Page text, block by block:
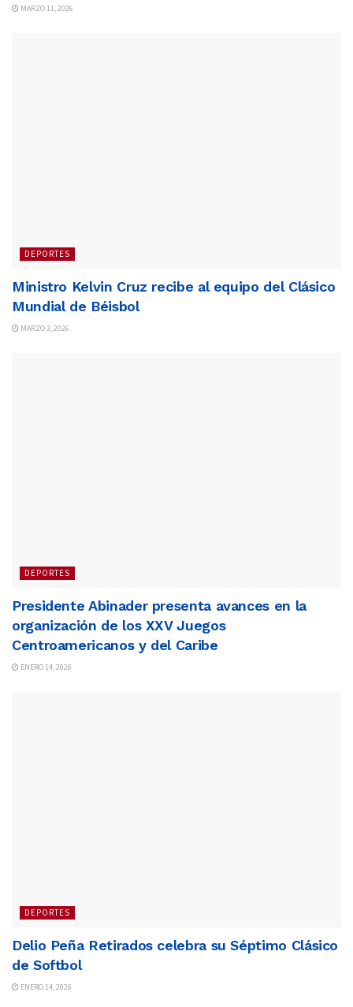
MARZO 11, 2026
DEPORTES
Ministro Kelvin Cruz recibe al equipo del Clásico
Mundial de Béisbol
MARZO 3, 2026
DEPORTES
Presidente Abinader presenta avances en la
organización de los XXV Juegos
Centroamericanos y del Caribe
ENERO 14, 2026
DEPORTES
Delio Peña Retirados celebra su Séptimo Clásico
de Softbol
ENERO 14, 2026